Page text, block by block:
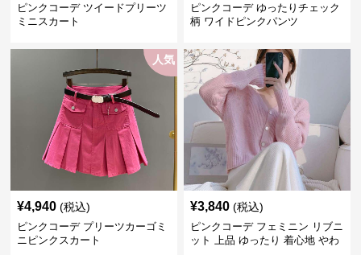
ピンクコーデ ツイードプリーツ
ミニスカート
ピンクコーデ ゆったりチェック
柄 ワイドピンクパンツ
人気
¥4,940 (税込)
ピンクコーデ プリーツカーゴミ
ニピンクスカート
¥3,840 (税込)
ピンクコーデ フェミニン リブニ
ット 上品 ゆったり 着心地 やわ